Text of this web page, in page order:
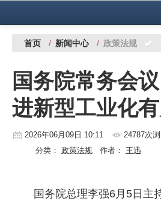
中国有色金属报社主办 广告服务
铜镍铅锌
铝
稀有稀土
首页 / 新闻中心 / 政策法规
国务院常务会
进新型工业化
2026年06月09日 10:11 24787次
分类： 政策法规 作者： 王迅
国务院总理李强6月5日主